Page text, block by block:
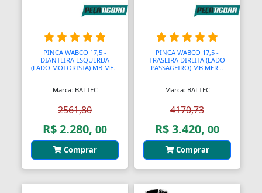
PINCA WABCO 17,5 -
DIANTEIRA ESQUERDA
(LADO MOTORISTA) MB ME...
Marca: BALTEC
2561,80
R$ 2.280, 00
Comprar
PINCA WABCO 17,5 -
TRASEIRA DIREITA (LADO
PASSAGEIRO) MB MER...
Marca: BALTEC
4170,73
R$ 3.420, 00
Comprar